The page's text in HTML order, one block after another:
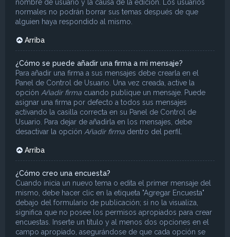
nombre de usuario y la causa de la edición. Los usuarios
normales no podrán borrar sus temas después de que
alguien haya respondido al mismo.
Arriba
¿Cómo se puede añadir una firma a mi mensaje?
Para añadir una firma a sus mensajes debe crearla en el
Panel de Control de Usuario. Una vez creada, active la
opción Añadir firma cuando publique un mensaje. Puede
asignar una firma por defecto a todos sus mensajes
activando la casilla correcta en su Panel de Control de
Usuario. Para dejar de añadirla en los mensajes, debe
desactivar la opción Añadir firma dentro del perfil.
Arriba
¿Cómo creo una encuesta?
Cuando inicia un nuevo tema o edita el primer mensaje del
mismo, debe hacer clic en la etiqueta "Agregar Encuesta"
debajo del formulario de publicación; si no la visualiza,
significa que no posee los permisos apropiados para crear
encuestas. Inserte un título y al menos dos opciones en el
campo apropiado, asegurándose de que cada opción se